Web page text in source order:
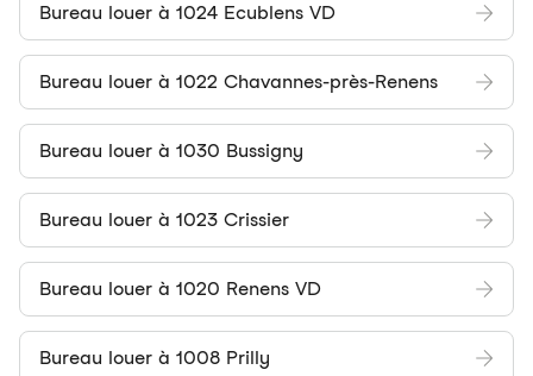
Bureau louer à 1024 Ecublens VD
Bureau louer à 1022 Chavannes-près-Renens
Bureau louer à 1030 Bussigny
Bureau louer à 1023 Crissier
Bureau louer à 1020 Renens VD
Bureau louer à 1008 Prilly